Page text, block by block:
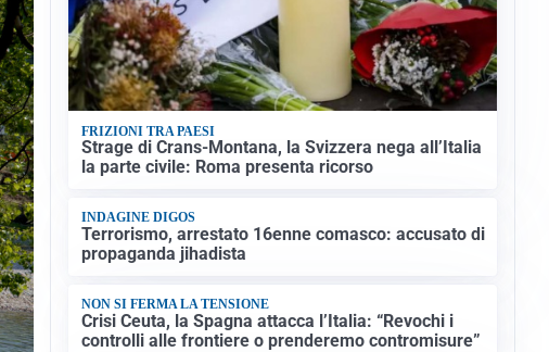
FRIZIONI TRA PAESI
Strage di Crans-Montana, la Svizzera nega all’Italia
la parte civile: Roma presenta ricorso
INDAGINE DIGOS
Terrorismo, arrestato 16enne comasco: accusato di
propaganda jihadista
NON SI FERMA LA TENSIONE
Crisi Ceuta, la Spagna attacca l’Italia: “Revochi i
controlli alle frontiere o prenderemo contromisure”